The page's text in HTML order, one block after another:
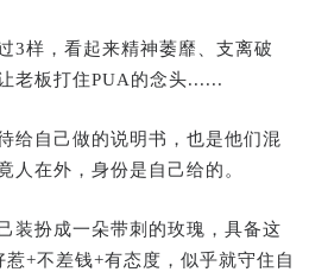
3样，看起来精神萎靡、支离破
老板打住PUA的念头......‍‍‍‍‍‍‍‍
给自己做的说明书，也是他们混
人在外，身份是自己给的。
装扮成一朵带刺的玫瑰，具备这
+不差钱+有态度，似乎就守住自